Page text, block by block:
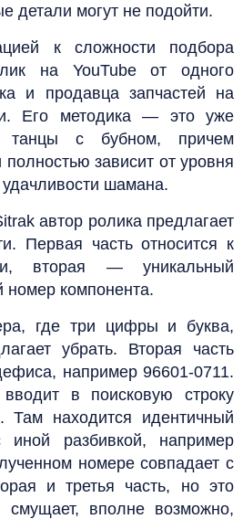
детали могут не подойти.
к сложности подбора
на YouTube от одного
и продавца запчастей на
Его методика — это уже
танцы с бубном, причем
полностью зависит от уровня
шамана.
автор ролика предлагает
Первая часть относится к
вторая — уникальный
компонента.
где три цифры и буква,
убрать. Вторая часть
например 96601-0711.
в поисковую строку
Там находится идентичный
разбивкой, например
номере совпадает с
и третья часть, но это
вполне возможно,